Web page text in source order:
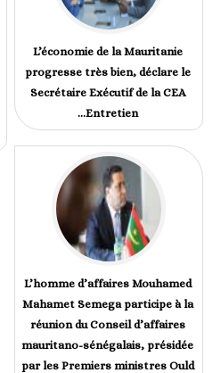
L’économie de la Mauritanie
progresse très bien, déclare le
Secrétaire Exécutif de la CEA
...Entretien
L’homme d’affaires Mouhamed
Mahamet Semega participe à la
réunion du Conseil d’affaires
mauritano-sénégalais, présidée
par les Premiers ministres Ould